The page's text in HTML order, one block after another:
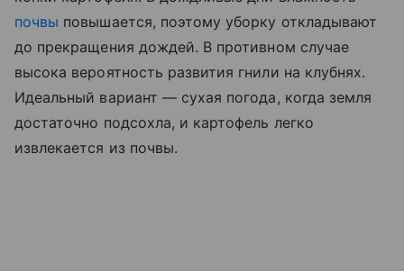
почвы повышается, поэтому уборку откладывают
до прекращения дождей. В противном случае
высока вероятность развития гнили на клубнях.
Идеальный вариант — сухая погода, когда земля
достаточно подсохла, и картофель легко
извлекается из почвы.